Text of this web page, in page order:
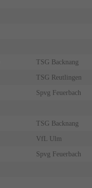
TSG Backnang
TSG Reutlingen
Spvg Feuerbach
TSG Backnang
VfL Ulm
Spvg Feuerbach